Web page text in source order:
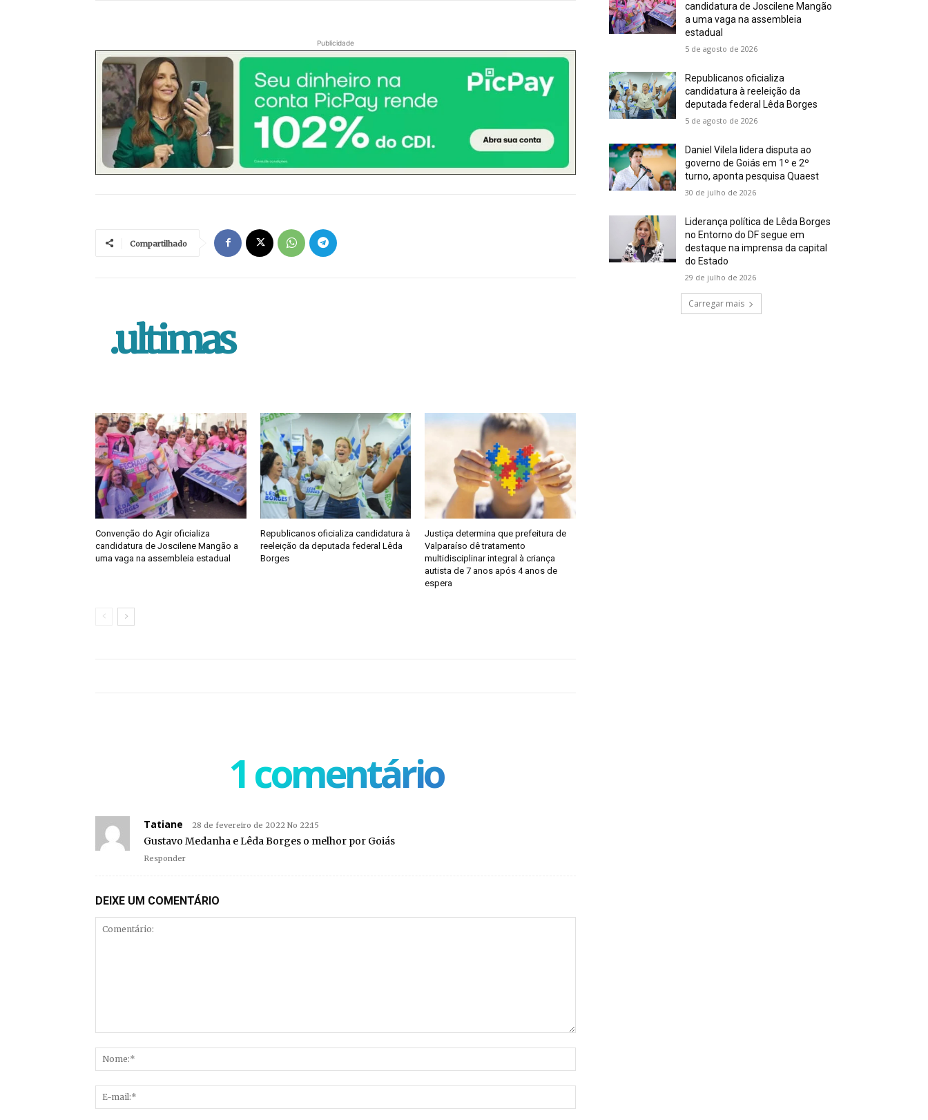
Publicidade
Compartilhado
.ultimas
Convenção do Agir oficializa
candidatura de Joscilene Mangão a
uma vaga na assembleia estadual
Republicanos oficializa candidatura à
reeleição da deputada federal Lêda
Borges
Justiça determina que prefeitura de
Valparaíso dê tratamento
multidisciplinar integral à criança
autista de 7 anos após 4 anos de
espera
1 comentário
Tatiane 28 de fevereiro de 2022 No 22:15
Gustavo Medanha e Lêda Borges o melhor por Goiás
Responder
DEIXE UM COMENTÁRIO
mail:*
candidatura de Joscilene Mangão
a uma vaga na assembleia
estadual
5 de agosto de 2026
Republicanos oficializa
candidatura à reeleição da
deputada federal Lêda Borges
5 de agosto de 2026
Daniel Vilela lidera disputa ao
governo de Goiás em 1º e 2º
turno, aponta pesquisa Quaest
30 de julho de 2026
Liderança política de Lêda Borges
no Entorno do DF segue em
destaque na imprensa da capital
do Estado
29 de julho de 2026
Carregar mais